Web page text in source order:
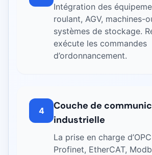
Intégration des
roulant, AGV, machines-
systèmes de stockage.
exécute les commandes
d’ordonnancement.
4
Couche de
industrielle
La prise en charge
Profinet, EtherCAT,